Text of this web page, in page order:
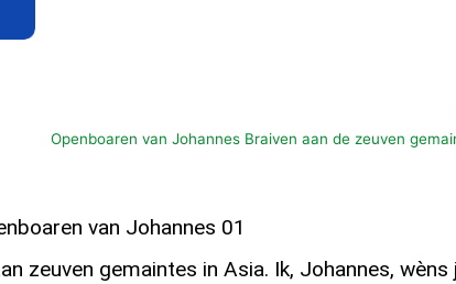
Openboaren van Johannes Braiven aan de zeuven
van Johannes 01
zeuven gemaintes in Asia. Ik, Johannes, wèns